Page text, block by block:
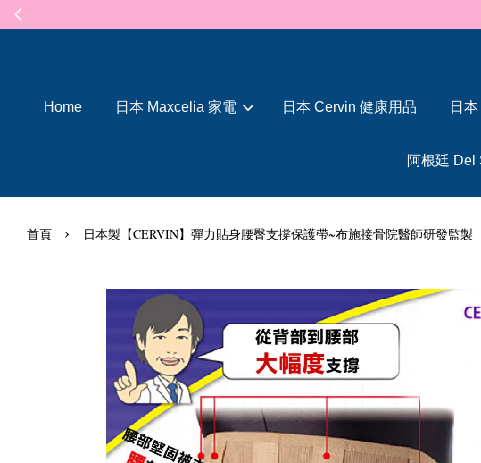
🐍 2025 蛇年
Home 日本 Maxcelia 家電 日本 Cervin 健康用品 日
阿根廷 Del
首頁 › 日本製【CERVIN】彈力貼身腰臀支撐保護帶~布施接骨院醫師研發監製